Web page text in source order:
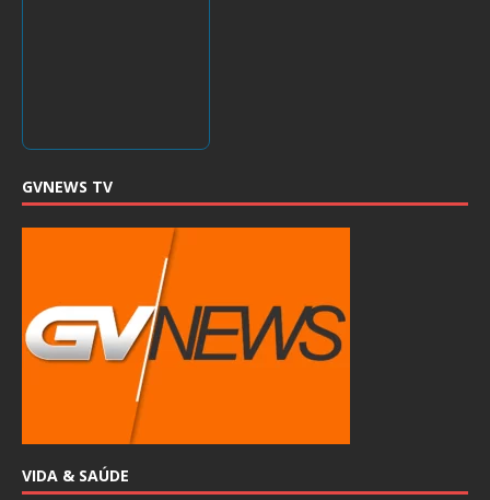
GVNEWS TV
VIDA & SAÚDE